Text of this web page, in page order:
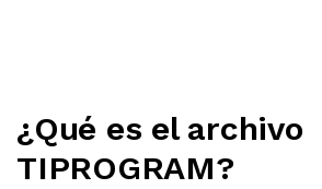
¿Qué es el archivo
TIPROGRAM?